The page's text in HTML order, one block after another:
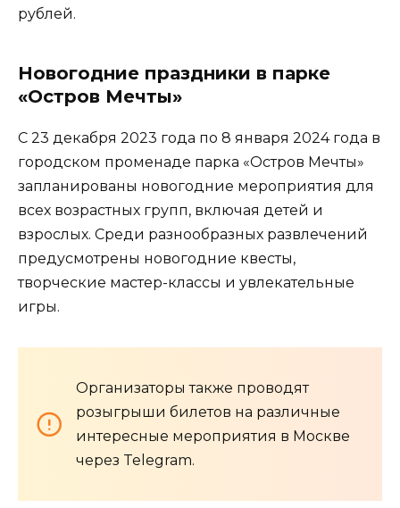
рублей.
Новогодние праздники в парке
«Остров Мечты»
С 23 декабря 2023 года по 8 января 2024 года в
городском променаде парка «Остров Мечты»
запланированы новогодние мероприятия для
всех возрастных групп, включая детей и
взрослых. Среди разнообразных развлечений
предусмотрены новогодние квесты,
творческие мастер-классы и увлекательные
игры.
Организаторы также проводят
розыгрыши билетов на различные
интересные мероприятия в Москве
через Telegram.